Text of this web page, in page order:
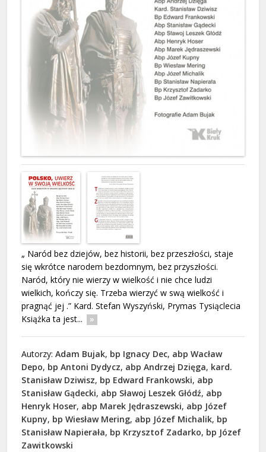
„ Naród bez dziejów, bez historii, bez przeszłości, staje
się wkrótce narodem bezdomnym, bez przyszłości.
Naród, który nie wierzy w wielkość i nie chce ludzi
wielkich, kończy się. Trzeba wierzyć w swą wielkość i
pragnąć jej .” Kard. Stefan Wyszyński, Prymas Tysiąclecia
Książka ta jest...
Autorzy: Adam Bujak, bp Ignacy Dec, abp Wacław
Depo, bp Antoni Dydycz, abp Andrzej Dzięga, kard.
Stanisław Dziwisz, bp Edward Frankowski, abp
Stanisław Gądecki, abp Sławoj Leszek Głódź, abp
Henryk Hoser, abp Marek Jędraszewski, abp Józef
Kupny, bp Wiesław Mering, abp Józef Michalik, bp
Stanisław Napierała, bp Krzysztof Zadarko, bp Józef
Zawitkowski